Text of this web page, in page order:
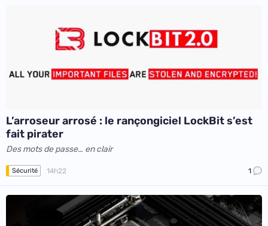
L’arroseur arrosé : le rançongiciel LockBit s’est
fait pirater
Des mots de passe… en clair
Sécurité 14h22 1